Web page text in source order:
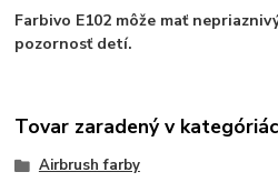
Farbivo E102 môže mať
pozornosť detí.
Tovar zaradený v
Airbrush farby